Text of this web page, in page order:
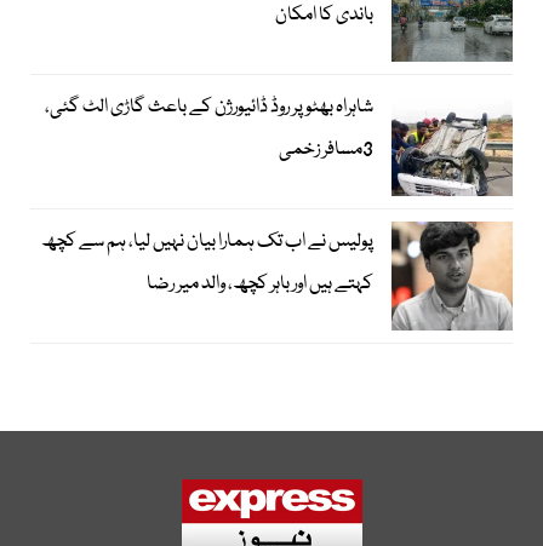
باندی کا امکان
شاہراہ بھٹو پر روڈ ڈائیورژن کے باعث گاڑی الٹ گئی،
3مسافر زخمی
پولیس نے اب تک ہمارا بیان نہیں لیا، ہم سے کچھ
کہتے ہیں اور باہر کچھ، والد میر رضا